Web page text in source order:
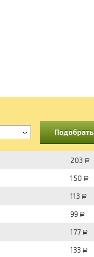
Подобрать
203 Р
150 Р
113 Р
99 Р
177 Р
133 Р